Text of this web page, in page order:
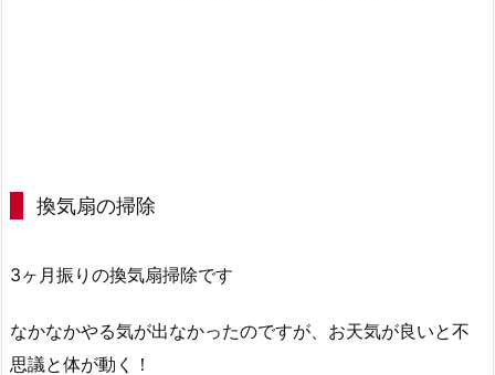
換気扇の掃除
3ヶ月振りの換気扇掃除です
なかなかやる気が出なかったのですが、お天気が良いと不
思議と体が動く！